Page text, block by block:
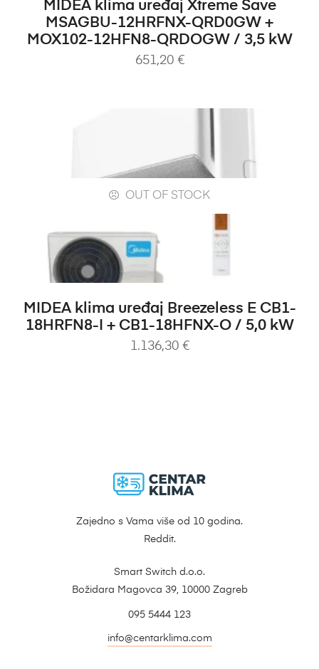
MIDEA klima uređaj Xtreme Save
MSAGBU-12HRFNX-QRD0GW +
MOX102-12HFN8-QRDOGW / 3,5 kW
651,20 €
OUT OF STOCK
PROČITAJ VIŠE
MIDEA klima uređaj Breezeless E CB1-
18HRFN8-I + CB1-18HFNX-O / 5,0 kW
1.136,30 €
Zajedno s Vama više od 10 godina.
Reddit.
Smart Switch d.o.o.
Božidara Magovca 39, 10000 Zagreb
095 5444 123
info@centarklima.com